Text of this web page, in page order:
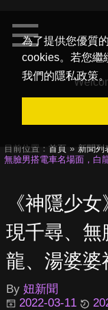
為了提供您優質
cookies。若您繼
我們的隱私政策。
目前位置： 首頁 新聞列
無臉男搭電車名場面，白
《神隱少
現千尋、無
龍、湯婆婆
By 妞新聞
2022-03-11